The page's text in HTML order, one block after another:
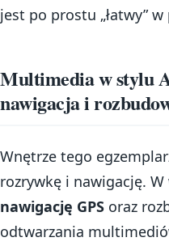
jest po prostu „łatwy”
Multimedia w stylu
nawigacja i
Wnętrze tego
rozrywkę i nawigację.
nawigację GPS oraz
odtwarzania